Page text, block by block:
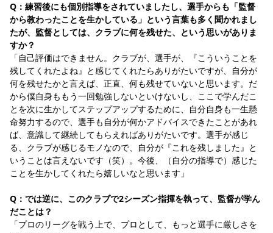
Q：練習後にも個別指導をされていましたし、選手からも「監督
から教わったことを生かしている」という言葉も多く聞かれまし
たが、監督としては、クラブに何を残せた、という思いがありま
すか？
「自己評価はできません。クラブが、選手が、『こういうことを
残してくれたよね』と感じてくれたらありがたいですが、自分が
何を残せたかと言えば、正直、何も残せていないと思います。だ
から僕自身ももう一回勉強しないといけないし、ここで学んだこ
とを次に生かしてステップアップするために、自分自身も一生懸
命努力するので、選手も自分が何かアドバイスできたことがあれ
ば、意識して継続してもらえればありがたいです。選手が感じ
る、クラブが感じるモノなので、自分が『これを残しました』と
いうことは言えないです（笑）。今後、（自分の指導で）感じた
ことを生かしてくれたら嬉しいなと思います」
Q：では逆に、このクラブで2シーズン指揮を執って、監督が学ん
だことは？
「プロのリーグを戦う上で、プロとして、もっと選手に厳しさを